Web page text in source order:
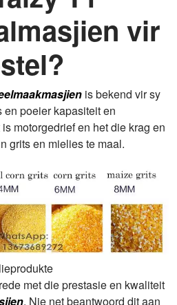
vir
is bekend vir sy
poeier kapasiteit en
motorgedrief en het die krag en
grits en mielies te maal.
met die prestasie en kwaliteit
. Nie net beantwoord dit aan